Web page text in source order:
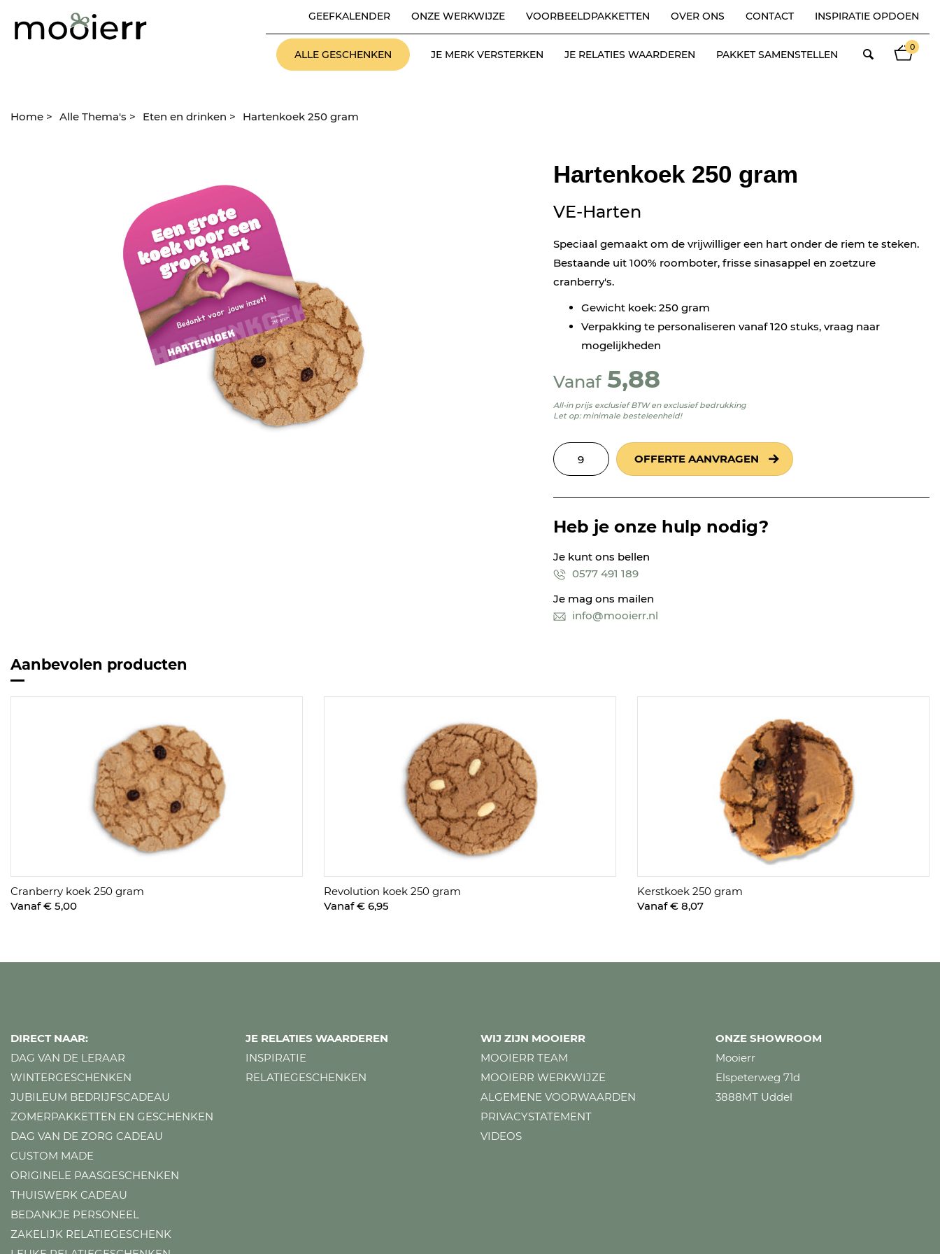
GEEFKALENDER ONZE WERKWIJZE VOORBEELDPAKKETTEN OVER ONS CONTACT INSPIRATIE OPDOEN
ALLE GESCHENKEN JE MERK VERSTERKEN JE RELATIES WAARDEREN PAKKET SAMENSTELLEN
0
Home > Alle Thema's > Eten en drinken > Hartenkoek 250 gram
Hartenkoek 250 gram
VE-Harten
Speciaal gemaakt om de vrijwilliger een hart onder de riem te steken.
Bestaande uit 100% roomboter, frisse sinasappel en zoetzure
cranberry's.
Gewicht koek: 250 gram
Verpakking te personaliseren vanaf 120 stuks, vraag naar
mogelijkheden
Vanaf 5,88
All-in prijs exclusief BTW en exclusief bedrukking
Let op: minimale besteleenheid!
OFFERTE AANVRAGEN
Heb je onze hulp nodig?
Je kunt ons bellen
0577 491 189
Je mag ons mailen
info@mooierr.nl
Aanbevolen producten
Cranberry koek 250 gram
Vanaf € 5,00
Revolution koek 250 gram
Vanaf € 6,95
Kerstkoek 250 gram
Vanaf € 8,07
DIRECT NAAR:
DAG VAN DE LERAAR
WINTERGESCHENKEN
JUBILEUM BEDRIJFSCADEAU
ZOMERPAKKETTEN EN GESCHENKEN
DAG VAN DE ZORG CADEAU
CUSTOM MADE
ORIGINELE PAASGESCHENKEN
THUISWERK CADEAU
BEDANKJE PERSONEEL
ZAKELIJK RELATIEGESCHENK
JE RELATIES WAARDEREN
INSPIRATIE
RELATIEGESCHENKEN
WIJ ZIJN MOOIERR
MOOIERR TEAM
MOOIERR WERKWIJZE
ALGEMENE VOORWAARDEN
PRIVACYSTATEMENT
VIDEOS
ONZE SHOWROOM
Mooierr
Elspeterweg 71d
3888MT Uddel